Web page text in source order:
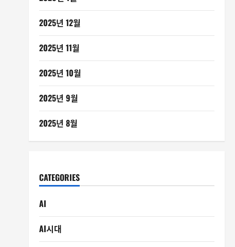
2025년 12월
2025년 11월
2025년 10월
2025년 9월
2025년 8월
CATEGORIES
AI
AI시대